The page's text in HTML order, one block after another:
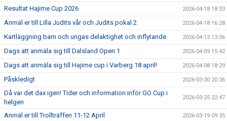
Resultat Hajime Cup 2026 2026-04-18 18:33
Anmäl er till Lilla Judits vår och Judits pokal 2 2026-04-18 16:28
Kartläggning barn och ungas delaktighet och inflytande 2026-04-13 13:06
Dags att anmäla sig till Dalsland Open 1 2026-04-09 15:42
Dags att anmäla sig till Hajime cup i Varberg 18 april! 2026-04-08 18:29
Påskledigt 2026-03-30 20:36
Då var det dax igen! Tider och information inför GO Cup i
helgen
2026-03-25 22:47
Anmäl er till Trollträffen 11-12 April 2026-03-19 09:35